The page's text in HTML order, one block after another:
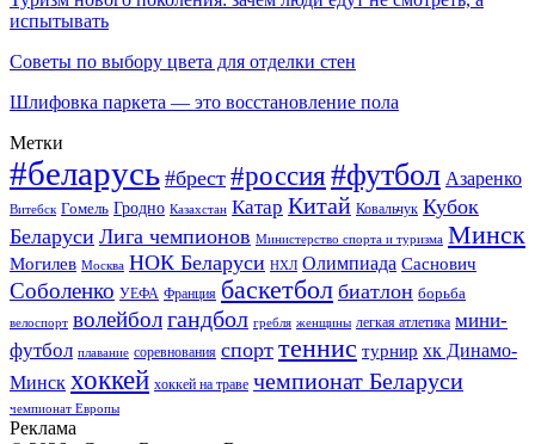
испытывать
Советы по выбору цвета для отделки стен
Шлифовка паркета — это восстановление пола
Метки
#беларусь #брест #россия#футбол Азаренко
Витебск Гомель Гродно Казахстан Катар Китай Ковальчук Кубок
Беларуси Лига чемпионов Министерство спорта и туризма Минск
Могилев Москва НОК Беларуси НХЛ Олимпиада Саснович
Соболенко УЕФА Франция баскетбол биатлон борьба
велоспорт волейболгандбол гребля женщины легкая атлетика мини-
футбол плавание соревнования спорт теннис турнир хк Динамо-
Минск хоккей хоккей на траве чемпионат Беларуси
чемпионат Европы
Реклама